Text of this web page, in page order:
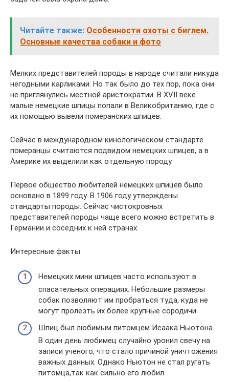
Читайте также: Особенности охоты с биглем.
Основные качества собаки и фото
Мелких представителей породы в народе считали никуда
негодными карликами. Но так было до тех пор, пока они
не приглянулись местной аристократии. В XVII веке
малые немецкие шпицы попали в Великобританию, где с
их помощью вывели померанских шпицев.
Сейчас в международном кинологическом стандарте
померанцы считаются подвидом немецких шпицев, а в
Америке их выделили как отдельную породу.
Первое общество любителей немецких шпицев было
основано в 1899 году. В 1906 году утверждены
стандарты породы. Сейчас чистокровных
представителей породы чаще всего можно встретить в
Германии и соседних к ней странах.
Интересные факты
Немецких мини шпицев часто используют в
спасательных операциях. Небольшие размеры
собак позволяют им пробраться туда, куда не
могут пролезть их более крупные сородичи.
Шпиц был любимым питомцем Исаака Ньютона.
В один день любимец случайно уронил свечу на
записи ученого, что стало причиной уничтожения
важных данных. Однако Ньютон не стал ругать
питомца,так как сильно его любил.